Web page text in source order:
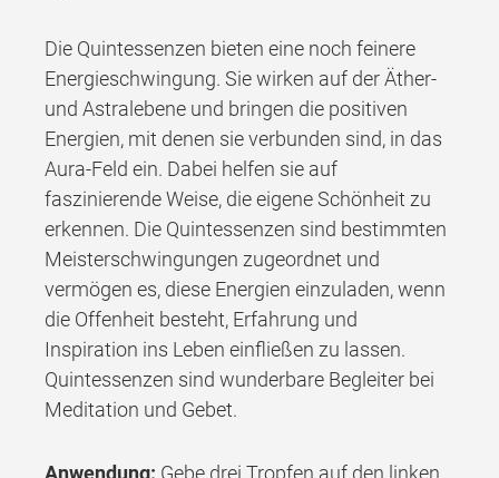
Die Quintessenzen bieten eine noch feinere
Energieschwingung. Sie wirken auf der Äther-
und Astralebene und bringen die positiven
Energien, mit denen sie verbunden sind, in das
Aura-Feld ein. Dabei helfen sie auf
faszinierende Weise, die eigene Schönheit zu
erkennen. Die Quintessenzen sind bestimmten
Meisterschwingungen zugeordnet und
vermögen es, diese Energien einzuladen, wenn
die Offenheit besteht, Erfahrung und
Inspiration ins Leben einfließen zu lassen.
Quintessenzen sind wunderbare Begleiter bei
Meditation und Gebet.
Anwendung: Gebe drei Tropfen auf den linken